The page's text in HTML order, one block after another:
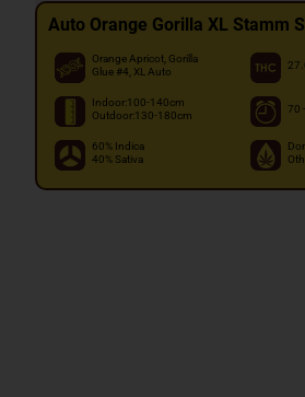
Auto Orange Gorilla XL Stamm
Orange Apricot, Gorilla
Glue #4, XL Auto
Indoor:100-140cm
Outdoor:130-180cm
70
60% Indica
40% Sativa